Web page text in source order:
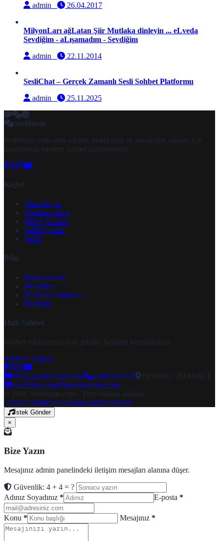
admin
26.04.2017
MilyonLarı ağLatan Şiir Mutlaka dinleyin ... eLveda
Sevdiğim - aLışamadım - Sevdiğim
admin
22.11.2014
SesliChat – Gerçek Zamanlı Sesli Sohbet Platformu
admin
25.11.2025
SesliBizde
Seslibizde.com sesli sohbet, mobil chat ve arkadaşlık odaları için
hazırlanmış modern sohbet platformudur.
Keşfet
Ana Sayfa
Sohbet Girişi
Blog Yazıları
mIRC İndir
SSS
Bilgi
Hakkımızda
Kurallar
Gizlilik Politikası
İletişim
Hızlı Sohbet
Sohbet odalarımıza hızlı şekilde bağlantı kurabilirsiniz.
Sohbete Bağlan
info@speakymobil.com 05447636728
PENDİK / İSTANBUL
seslibizde.com
speakymobil.com
© 2026 Seslibizde.com - Tüm hakları saklıdır.
Gizlilik PolitikasıKullanım Şartlarıİletişim
İstek Gönder
×
Bize Yazın
Mesajınız admin panelindeki iletişim mesajları alanına düşer.
Güvenlik: 4 + 4 = ?
Adınız Soyadınız * E-posta *
Konu * Mesajınız *